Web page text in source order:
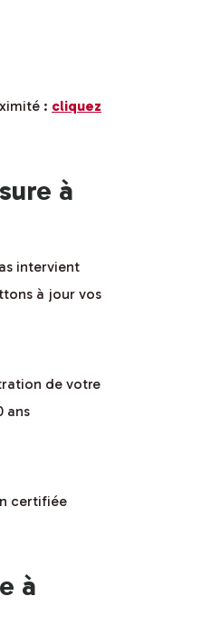
: cliquez
à
intervient
à jour vos
de votre
ans
certifiée
à